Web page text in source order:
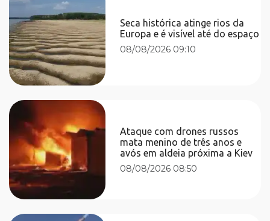
Seca histórica atinge rios da
Europa e é visível até do espaço
08/08/2026 09:10
Ataque com drones russos
mata menino de três anos e
avós em aldeia próxima a Kiev
08/08/2026 08:50